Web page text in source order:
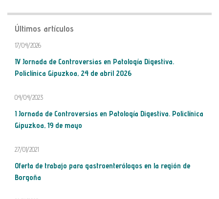
Últimos artículos
17/04/2026
IV Jornada de Controversias en Patología Digestiva.
Policlínica Gipuzkoa, 24 de abril 2026
04/04/2023
I Jornada de Controversias en Patología Digestiva. Policlínica
Gipuzkoa, 19 de mayo
27/01/2021
Oferta de trabajo para gastroenterólogos en la región de
Borgoña